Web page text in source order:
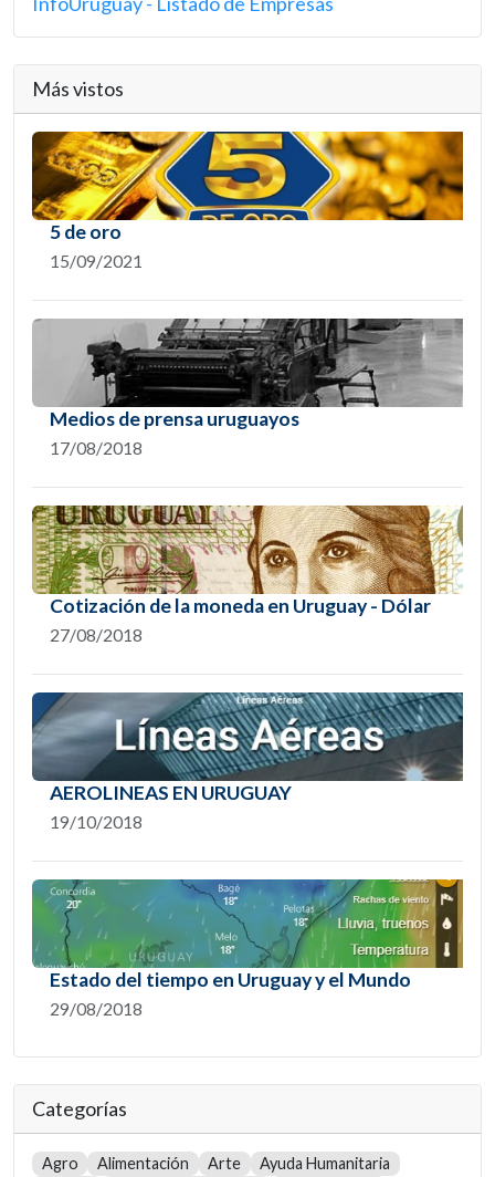
Más vistos
5 de oro
15/09/2021
Medios de prensa uruguayos
17/08/2018
Cotización de la moneda en Uruguay - Dólar
27/08/2018
AEROLINEAS EN URUGUAY
19/10/2018
Estado del tiempo en Uruguay y el Mundo
29/08/2018
Categorías
Agro Alimentación Arte
Ayuda Humanitaria